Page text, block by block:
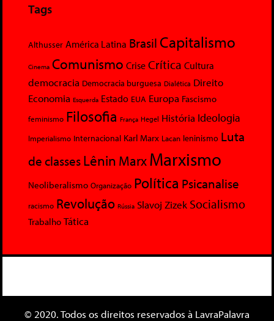
Tags
Althusser América Latina Brasil Capitalismo
Cinema Comunismo Crise Crítica Cultura
democracia Democracia burguesa Dialética Direito
Economia Esquerda Estado EUA Europa Fascismo
feminismo Filosofia França Hegel História Ideologia
Imperialismo Internacional Karl Marx Lacan leninismo Luta
de classesLênin MarxMarxismo
Neoliberalismo Organização Política Psicanalise
racismo Revolução Rússia Slavoj Zizek Socialismo
Trabalho Tática
© 2020. Todos os direitos reservados à LavraPalavra